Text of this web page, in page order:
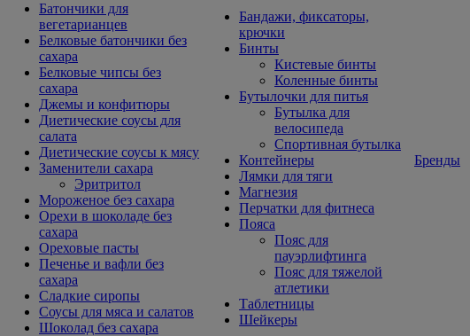
Батончики для
вегетарианцев
Белковые батончики без
сахара
Белковые чипсы без
сахара
Джемы и конфитюры
Диетические соусы для
салата
Диетические соусы к мясу
Заменители сахара
Эритритол
Мороженое без сахара
Орехи в шоколаде без
сахара
Ореховые пасты
Печенье и вафли без
сахара
Сладкие сиропы
Соусы для мяса и салатов
Шоколад без сахара
Бандажи, фиксаторы,
крючки
Бинты
Кистевые бинты
Коленные бинты
Бутылочки для питья
Бутылка для
велосипеда
Спортивная бутылка
Контейнеры
Лямки для тяги
Магнезия
Перчатки для фитнеса
Пояса
Пояс для
пауэрлифтинга
Пояс для тяжелой
атлетики
Таблетницы
Шейкеры
Бренды